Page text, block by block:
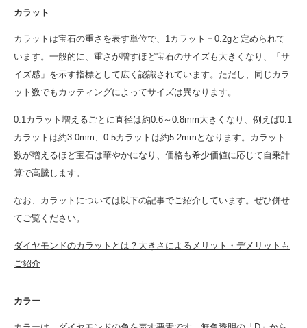
カラット
カラットは宝石の重さを表す単位で、1カラット＝0.2gと定められて
います。一般的に、重さが増すほど宝石のサイズも大きくなり、「サ
イズ感」を示す指標として広く認識されています。ただし、同じカラ
ット数でもカッティングによってサイズは異なります。
0.1カラット増えるごとに直径は約0.6～0.8mm大きくなり、例えば0.1
カラットは約3.0mm、0.5カラットは約5.2mmとなります。カラット
数が増えるほど宝石は華やかになり、価格も希少価値に応じて自乗計
算で高騰します。
なお、カラットについては以下の記事でご紹介しています。ぜひ併せ
てご覧ください。
ダイヤモンドのカラットとは？大きさによるメリット・デメリットも
ご紹介
カラー